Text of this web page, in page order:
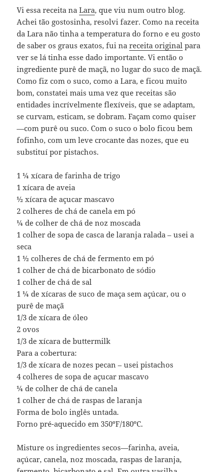
Vi essa receita naLara, que viu num outro blog.
Achei tão gostosinha, resolvi fazer. Como na receita
da Lara não tinha a temperatura do forno e eu gosto
de saber os graus exatos, fui nareceita original para
ver se lá tinha esse dado importante. Vi então o
ingrediente purê de maçã, no lugar do suco de maçã.
Como fiz com o suco, como a Lara, e ficou muito
bom, constatei mais uma vez que receitas são
entidades incrívelmente flexíveis, que se adaptam,
se curvam, esticam, se dobram. Façam como quiser
—com purê ou suco. Com o suco o bolo ficou bem
fofinho, com um leve crocante das nozes, que eu
substituí por pistachos.
1 ¼ xícara de farinha de trigo
1 xícara de aveia
½ xícara de açucar mascavo
2 colheres de chá de canela em pó
¼ de colher de chá de noz moscada
1 colher de sopa de casca de laranja ralada – usei a
seca
1 ½ colheres de chá de fermento em pó
1 colher de chá de bicarbonato de sódio
1 colher de chá de sal
1 ¼ de xícaras de suco de maça sem açúcar, ou o
purê de maçã
1/3 de xícara de óleo
2 ovos
1/3 de xícara de buttermilk
Para a cobertura:
1/3 de xícara de nozes pecan – usei pistachos
4 colheres de sopa de açucar mascavo
¼ de colher de chá de canela
1 colher de chá de raspas de laranja
Forma de bolo inglês untada.
Forno pré-aquecido em 350ºF/180ºC.
Misture os ingredientes secos—farinha, aveia,
açúcar, canela, noz moscada, raspas de laranja,